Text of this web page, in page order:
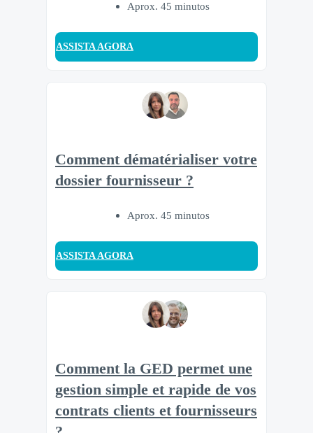
Aprox. 45 minutos
ASSISTA AGORA
Comment dématérialiser votre
dossier fournisseur ?
Aprox. 45 minutos
ASSISTA AGORA
Comment la GED permet une
gestion simple et rapide de vos
contrats clients et fournisseurs